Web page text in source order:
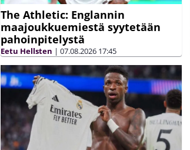
The Athletic: Englannin
maajoukkuemiestä syytetään
pahoinpitelystä
Eetu Hellsten | 07.08.2026 17:45